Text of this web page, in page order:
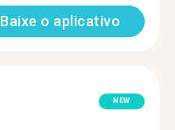
Baixe o aplicativo
NEW